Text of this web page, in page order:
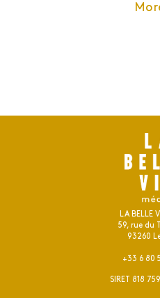
LA BELLE
59, rue du
93260
+33 6 80
SIRET 818